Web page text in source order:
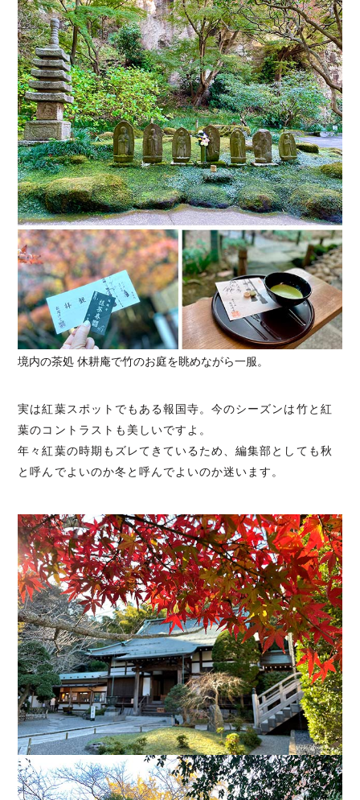
境内の茶処 休耕庵で竹のお庭を眺めながら一服。
実は紅葉スポットでもある報国寺。今のシーズンは竹と紅
葉のコントラストも美しいですよ。
年々紅葉の時期もズレてきているため、編集部としても秋
と呼んでよいのか冬と呼んでよいのか迷います。